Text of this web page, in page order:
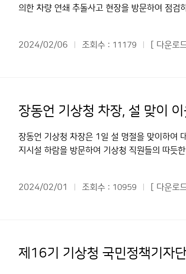
의한 차량 연쇄 추돌사고 현장을 방문하여 점검
2024/02/06 조회수 : 11179 [ 다운로
장동언 기상청 차장, 설 맞이
장동언 기상청 차장은 1일 설 명절을 맞이하여
지시설 하람을 방문하여 기상청 직원들의 따듯
2024/02/01 조회수 : 10959 [ 다운로
제16기 기상청 국민정책기자